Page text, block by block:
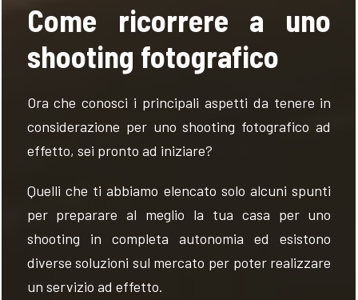
Come ricorrere a uno
shooting fotografico
Ora che conosci i principali aspetti da tenere in
considerazione per uno shooting fotografico ad
effetto, sei pronto ad iniziare?
Quelli che ti abbiamo elencato solo alcuni spunti
per preparare al meglio la tua casa per uno
shooting in completa autonomia ed esistono
diverse soluzioni sul mercato per poter realizzare
un servizio ad effetto.